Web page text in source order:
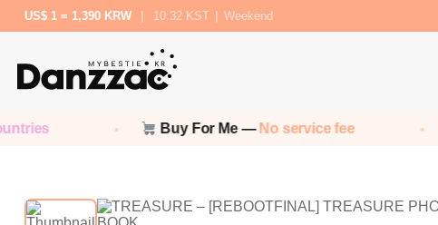
US$ 1 = 1,390 KRW 10:32 KST Weekend
Buy For Me —No service fee